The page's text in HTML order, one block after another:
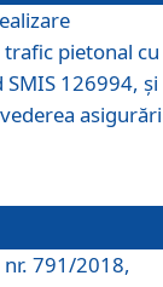
pietonal cu
126994, și
nr. 791/2018,